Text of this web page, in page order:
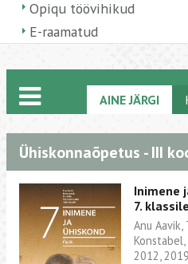
Opiqu töövihikud
E-raamatud
AINE JÄRGI
Ühiskonnaõpetus - III
Inimene
7. klassile
Anu Aavik,
Konstabel,
2012,